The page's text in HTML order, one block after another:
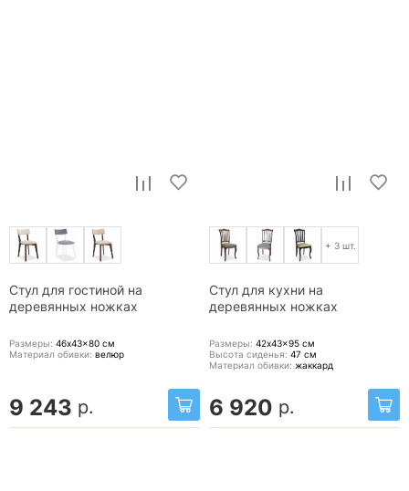
Стул для гостиной на
деревянных ножках
Размеры: 46x43x80 см
Материал обивки: велюр
9 243 р.
+ 3 шт.
Стул для кухни на
деревянных ножках
Размеры: 42x43x95 см
Высота сиденья: 47 см
Материал обивки: жаккард
6 920 р.